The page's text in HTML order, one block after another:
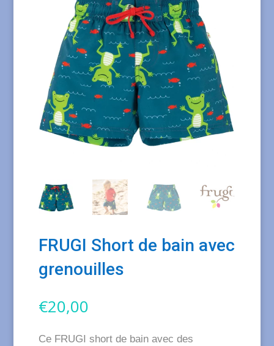
FRUGI Short de bain avec
grenouilles
€20,00
Ce FRUGI short de bain avec des